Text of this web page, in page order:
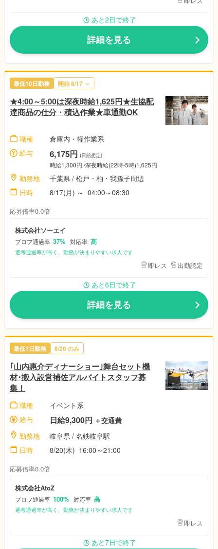
あと2日で終了
詳細を見る
最低10日勤務 開始8/17 ～
★4:00～5:00は深夜時給1,625円★生協配
達商品の仕分・積込作業★車通勤OK
職種
倉庫内・軽作業系
給与
6,175円 (日給想定)
時給1,300円 /深夜時給(22時-5時)1,625円
勤務地 千葉県 / 松戸・柏・我孫子周辺
日時
8/17(月) ～ 04:00～08:30
応募倍率0.0倍
株式会社ソーエイ
プロフ通過率 37% 対応率 高
選考通過率が高く、勤務が決まりやすい求人です
即レス 出勤認定
あと6日で終了
詳細を見る
最低1日勤務 8/20のみ
｢山内惠介ディナーショー｣舞台セット機
材･搬入設営補佐アルバイトスタッフ募
集！
職種
イベント系
給与
日給9,300円 ＋交通費
勤務地
岐阜県 / 名鉄岐阜駅
日時
8/20(木) 16:00～21:00
応募倍率0.0倍
株式会社AtoZ
プロフ通過率 100% 対応率 高
選考通過率が高く、勤務が決まりやすい求人です
即レス
あと7日で終了